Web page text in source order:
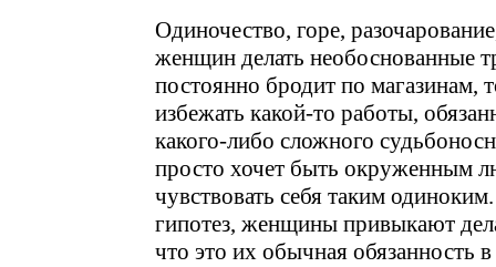
Одиночество, горе,
женщин делать необоснованные
постоянно бродит по магазинам,
избежать какой-то работы,
какого-либо сложного
просто хочет быть окруженным
чувствовать себя таким
гипотез, женщины привыкают
что это их обычная обязанность в